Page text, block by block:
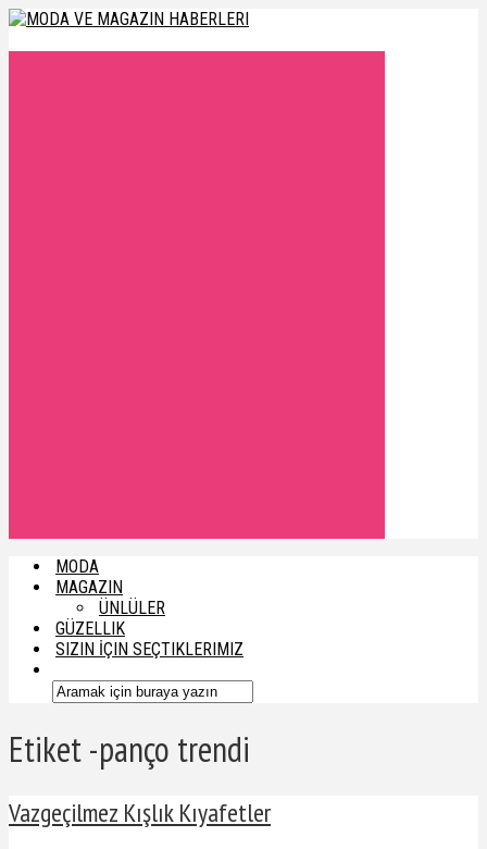
MODA
MAGAZIN
ÜNLÜLER
GÜZELLIK
SIZIN İÇIN SEÇTIKLERIMIZ
Etiket -panço trendi
Vazgeçilmez Kışlık Kıyafetler